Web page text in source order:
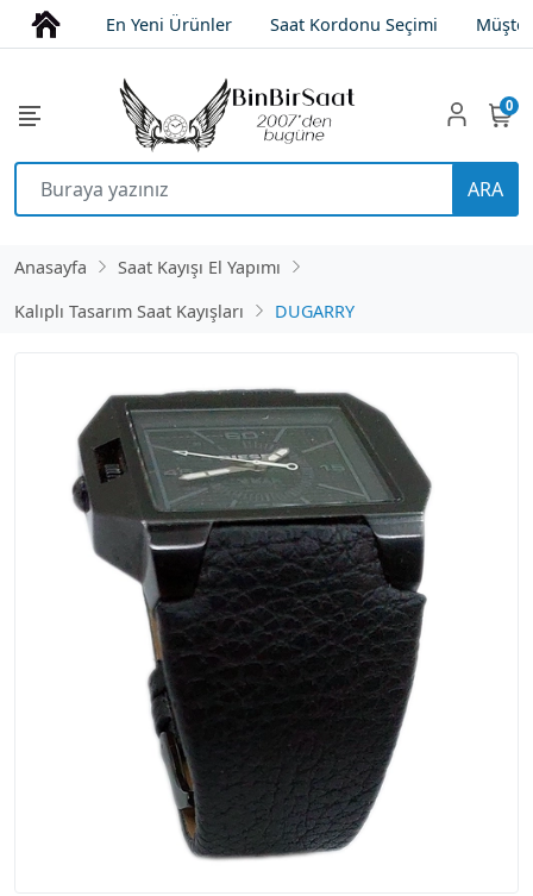
En Yeni Ürünler Saat Kordonu Seçimi
ARA
0
Anasayfa
Saat Kayışı El Yapımı
Kalıplı Tasarım Saat Kayışları
DUGARRY